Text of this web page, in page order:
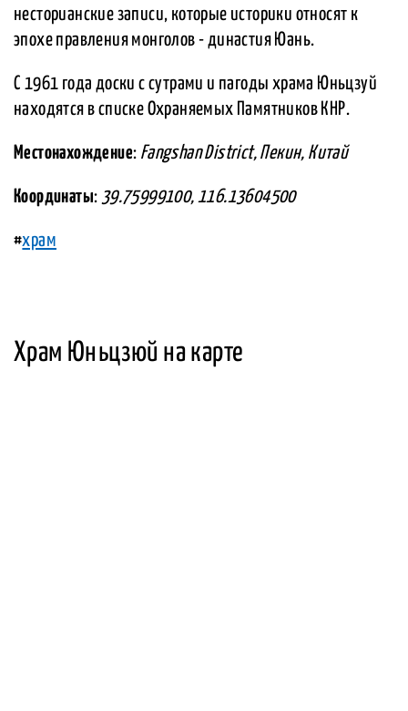
несторианские записи, которые историки относят к
эпохе правления монголов - династия Юань.
С 1961 года доски с сутрами и пагоды храма Юньцзуй
находятся в списке Охраняемых Памятников КНР.
Местонахождение: Fangshan District, Пекин, Китай
Координаты: 39.75999100, 116.13604500
#храм
Храм Юньцзюй на карте